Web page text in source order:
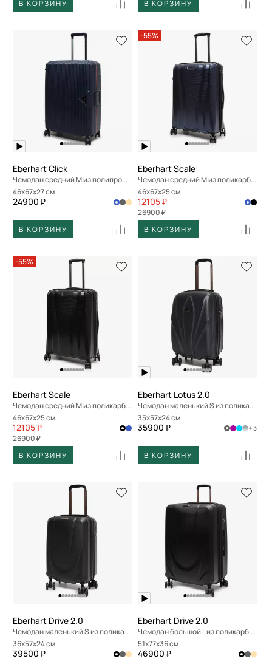
В КОРЗИНУ В КОРЗИНУ
Eberhart Click
Чемодан средний M из полипропилена
46x67x27 см
24900 ₽
В КОРЗИНУ
-55%
Eberhart Scale
Чемодан средний M из поликарбоната
46x67x25 см
12105 ₽
26900 ₽
В КОРЗИНУ
-55%
Eberhart Scale
Чемодан средний M из поликарбоната
46x67x25 см
12105 ₽
26900 ₽
В КОРЗИНУ
Eberhart Lotus 2.0
Чемодан маленький S из поликарбоната
35x57x24 см
35900 ₽ + 3
В КОРЗИНУ
Eberhart Drive 2.0
Чемодан маленький S из поликарбоната
36x57x24 см
39500 ₽
Eberhart Drive 2.0
Чемодан большой L из поликарбоната
51x77x36 см
46900 ₽